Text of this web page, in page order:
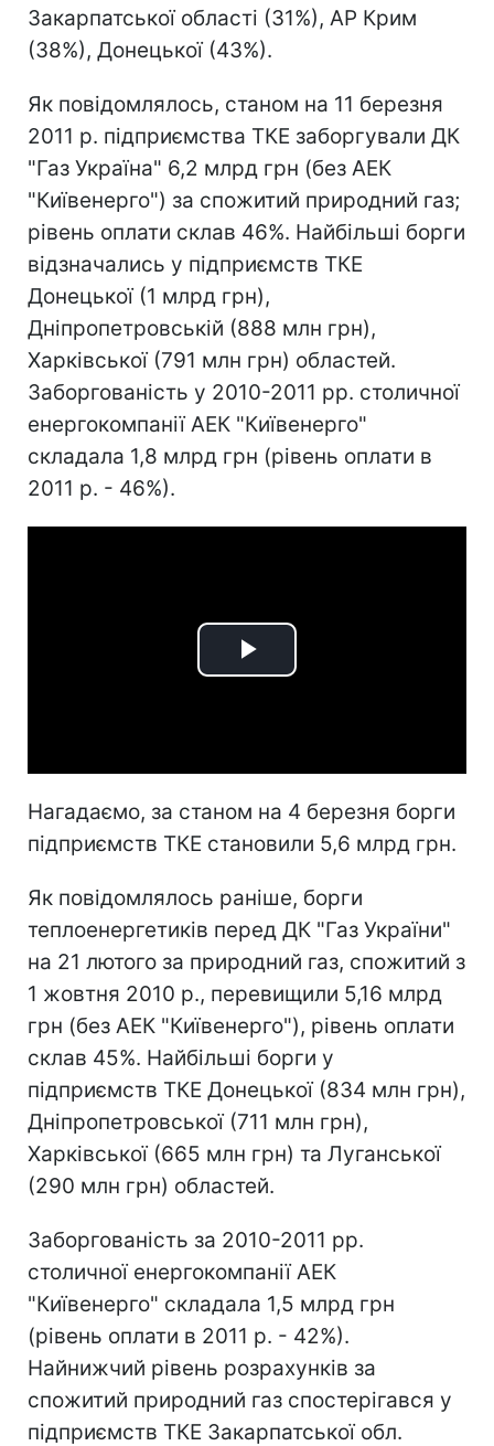
Закарпатської області (31%), АР Крим
(38%), Донецької (43%).
Як повідомлялось, станом на 11 березня
2011 р. підприємства ТКЕ заборгували ДК
"Газ Україна" 6,2 млрд грн (без АЕК
"Київенерго") за спожитий природний газ;
рівень оплати склав 46%. Найбільші борги
відзначались у підприємств ТКЕ
Донецької (1 млрд грн),
Дніпропетровській (888 млн грн),
Харківської (791 млн грн) областей.
Заборгованість у 2010-2011 рр. столичної
енергокомпанії АЕК "Київенерго"
складала 1,8 млрд грн (рівень оплати в
2011 р. - 46%).
Play
Нагадаємо, за станом на 4 березня борги
підприємств ТКЕ становили 5,6 млрд грн.
Як повідомлялось раніше, борги
теплоенергетиків перед ДК "Газ України"
на 21 лютого за природний газ, спожитий з
1 жовтня 2010 р., перевищили 5,16 млрд
грн (без АЕК "Київенерго"), рівень оплати
склав 45%. Найбільші борги у
підприємств ТКЕ Донецької (834 млн грн),
Дніпропетровської (711 млн грн),
Харківської (665 млн грн) та Луганської
(290 млн грн) областей.
Заборгованість за 2010-2011 рр.
столичної енергокомпанії АЕК
"Київенерго" складала 1,5 млрд грн
(рівень оплати в 2011 р. - 42%).
Найнижчий рівень розрахунків за
спожитий природний газ спостерігався у
підприємств ТКЕ Закарпатської обл.